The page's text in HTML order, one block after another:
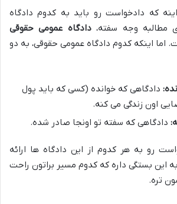
که دادخواست رو باید به کدوم دادگاه
مطالبه وجه سفته،دادگاه عمومی حقوقی
اینکه کدوم دادگاه عمومی حقوقی، به دو
دادگاهی که خوانده (کسی که باید پول
اون زندگی می کنه.
دادگاهی که سفته تو اونجا صادر شده.
رو به هر کدوم از این دادگاه ها ارائه
این بستگی داره که کدوم مسیر براتون راحت
تره.